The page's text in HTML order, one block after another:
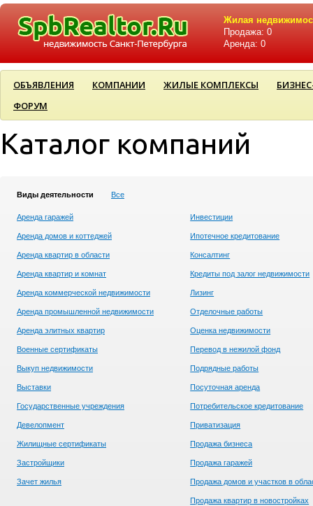
Жилая
Продажа: 0
Аренда: 0
ОБЪЯВЛЕНИЯ КОМПАНИИ ЖИЛЫЕ КОМПЛЕКСЫ
ФОРУМ
Каталог компаний
Виды деятельности Все
Аренда гаражей
Аренда домов и коттеджей
Аренда квартир в области
Аренда квартир и комнат
Аренда коммерческой недвижимости
Аренда промышленной недвижимости
Аренда элитных квартир
Военные сертификаты
Выкуп недвижимости
Выставки
Государственные учреждения
Девелопмент
Жилищные сертификаты
Застройщики
Зачет жилья
Инвестиции
Ипотечное кредитование
Консалтинг
Кредиты под залог недвижимости
Лизинг
Отделочные работы
Оценка недвижимости
Перевод в нежилой фонд
Подрядные работы
Посуточная аренда
Потребительское кредитование
Приватизация
Продажа бизнеса
Продажа гаражей
Продажа домов и участков в
Продажа квартир в новостройках